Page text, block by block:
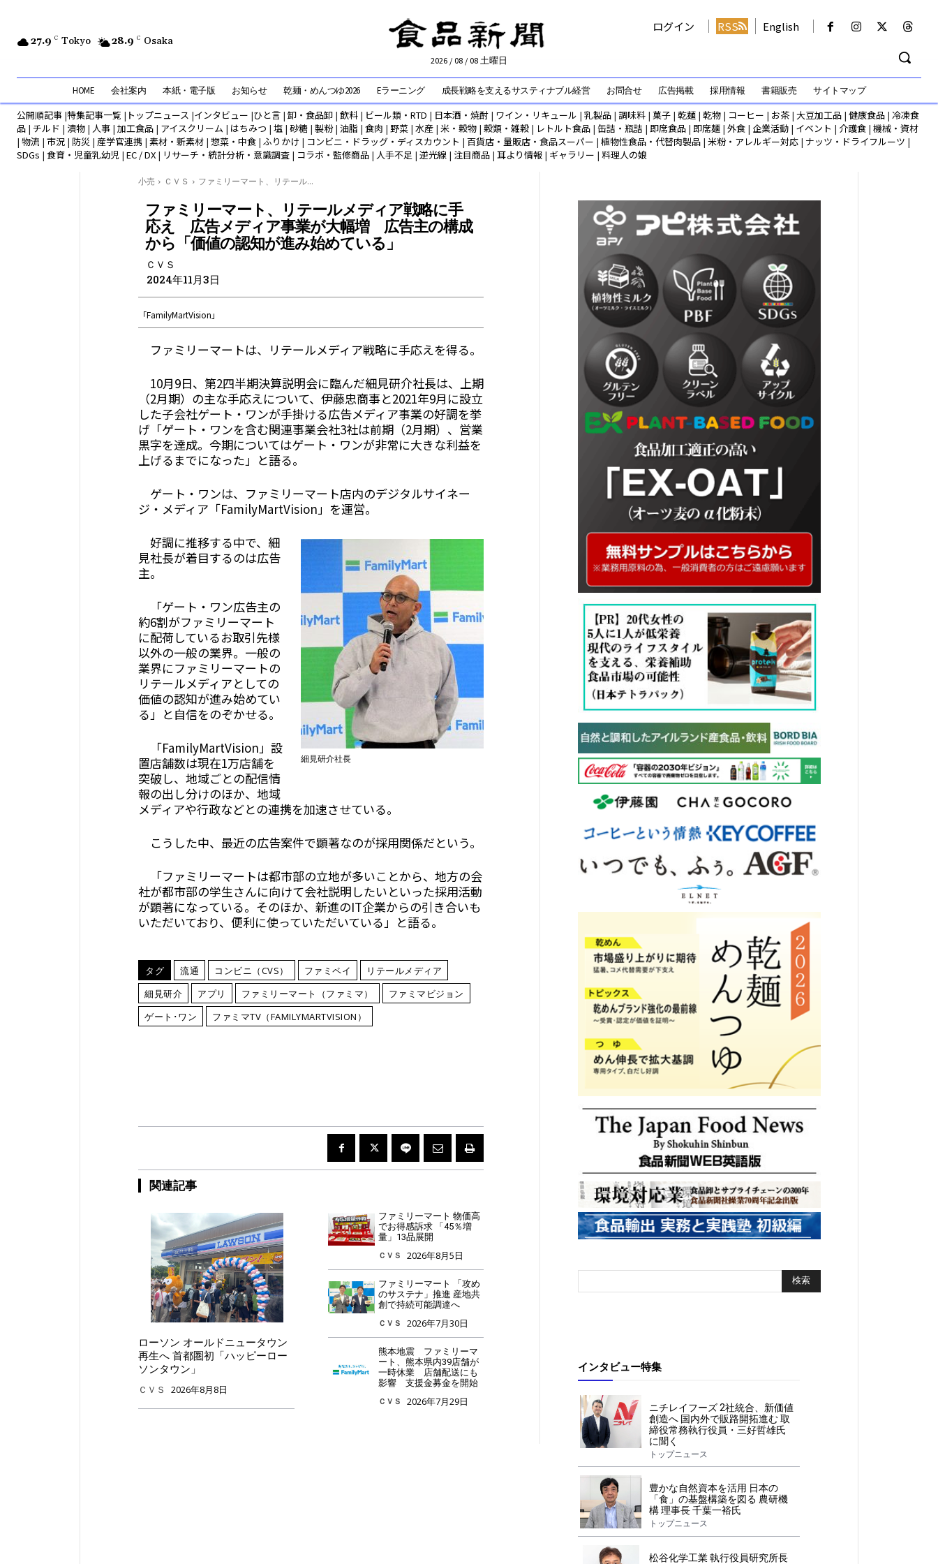
27.9 C Tokyo 28.9 C Osaka
2026 / 08 / 08 土曜日
ログイン RSS English
HOME 会社案内 本紙・電子版 お知らせ 乾麺・めんつゆ2026 Eラーニング 成長戦略を支えるサスティナブル経営 お問合せ 広告掲載 採用情報 書籍販売 サイトマップ
公開順記事 |特集記事一覧 | トップニュース |インタビュー |ひと言 |卸・食品卸 | 飲料 | ビール類・RTD | 日本酒・焼酎 | ワイン・リキュール | 乳製品 | 調味料 | 菓子 | 乾麺 | 乾物 | コーヒー | お茶 | 大豆加工品 | 健康食品 | 冷凍食
品 | チルド | 漬物 | 人事 | 加工食品 | アイスクリーム | はちみつ | 塩 | 砂糖 | 製粉| 油脂 | 食肉 | 野菜 | 水産 | 米・穀物 | 穀類・雑穀 | レトルト食品 | 缶詰・瓶詰 | 即席食品 | 即席麺 | 外食 | 企業活動 | イベント | 介護食 | 機械・資材
| 物流 | 市況 | 防災 | 産学官連携 | 素材・新素材 | 惣菜・中食 | ふりかけ | コンビニ・ドラッグ・ディスカウント | 百貨店・量販店・食品スーパー | 植物性食品・代替肉製品 | 米粉・アレルギー対応 | ナッツ・ドライフルーツ |
SDGs | 食育・児童乳幼児 | EC / DX | リサーチ・統計分析・意識調査 | コラボ・監修商品 | 人手不足 | 逆光線 | 注目商品 | 耳より情報 | ギャラリー | 料理人の娘
小売 ＣＶＳ ファミリーマート、リテール...
ファミリーマート、リテールメディア戦略に手
応え 広告メディア事業が大幅増 広告主の構成
から「価値の認知が進み始めている」
ＣＶＳ
2024年11月3日
「FamilyMartVision」
ファミリーマートは、リテールメディア戦略に手応えを得る。
10月9日、第2四半期決算説明会に臨んだ細見研介社長は、上期
（2月期）の主な手応えについて、伊藤忠商事と2021年9月に設立
した子会社ゲート・ワンが手掛ける広告メディア事業の好調を挙
げ「ゲート・ワンを含む関連事業会社3社は前期（2月期）、営業
黒字を達成。今期についてはゲート・ワンが非常に大きな利益を
上げるまでになった」と語る。
ゲート・ワンは、ファミリーマート店内のデジタルサイネー
ジ・メディア「FamilyMartVision」を運営。
細見研介社長
好調に推移する中で、細
見社長が着目するのは広告
主。
「ゲート・ワン広告主の
約6割がファミリーマート
に配荷しているお取引先様
以外の一般の業界。一般の
業界にファミリーマートの
リテールメディアとしての
価値の認知が進み始めてい
る」と自信をのぞかせる。
「FamilyMartVision」設
置店舗数は現在1万店舗を
突破し、地域ごとの配信情
報の出し分けのほか、地域
メディアや行政などとの連携を加速させている。
こうした中、最近の広告案件で顕著なのが採用関係だという。
「ファミリーマートは都市部の立地が多いことから、地方の会
社が都市部の学生さんに向けて会社説明したいといった採用活動
が顕著になっている。そのほか、新進のIT企業からの引き合いも
いただいており、便利に使っていただいている」と語る。
タグ 流通 コンビニ（CVS） ファミペイ
リテールメディア
細見研介
アプリ ファミリーマート（ファミマ）
ファミマビジョン
ゲート･ワン
ファミマTV（FAMILYMARTVISION）
関連記事
ローソン オールドニュータウン
再生へ 首都圏初「ハッピーロー
ソンタウン」
ＣＶＳ
2026年8月8日
ファミリーマート 物価高
でお得感訴求 「45％増
量」13品展開
ＣＶＳ
2026年8月5日
ファミリーマート 「攻め
のサステナ」推進 産地共
創で持続可能調達へ
ＣＶＳ
2026年7月30日
熊本地震 ファミリーマ
ート、熊本県内39店舗が
一時休業 店舗配送にも
影響 支援金募金を開始
ＣＶＳ
2026年7月29日
インタビュー特集
ニチレイフーズ 2社統合、新価値
創造へ 国内外で販路開拓進む 取
締役常務執行役員・三好哲雄氏
に聞く
トップニュース
豊かな自然資本を活用 日本の
「食」の基盤構築を図る 農研機
構 理事長 千葉一裕氏
トップニュース
松谷化学工業 執行役員研究所長